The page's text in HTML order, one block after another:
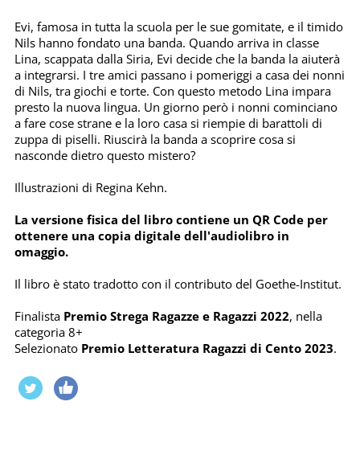
Evi, famosa in tutta la scuola per le sue gomitate, e il timido
Nils hanno fondato una banda. Quando arriva in classe
Lina, scappata dalla Siria, Evi decide che la banda la aiuterà
a integrarsi. I tre amici passano i pomeriggi a casa dei nonni
di Nils, tra giochi e torte. Con questo metodo Lina impara
presto la nuova lingua. Un giorno però i nonni cominciano
a fare cose strane e la loro casa si riempie di barattoli di
zuppa di piselli. Riuscirà la banda a scoprire cosa si
nasconde dietro questo mistero?
Illustrazioni di Regina Kehn.
La versione fisica del libro contiene un QR Code per
ottenere una copia digitale dell'audiolibro in
omaggio.
Il libro è stato tradotto con il contributo del Goethe-Institut.
Finalista Premio Strega Ragazze e Ragazzi 2022, nella
categoria 8+
Selezionato Premio Letteratura Ragazzi di Cento 2023.